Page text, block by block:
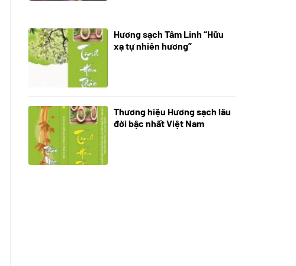
28/10/2025
Hương sạch Tâm Linh “Hữu
xạ tự nhiên hương”
18/10/2025
Thương hiệu Hương sạch lâu
đời bậc nhất Việt Nam